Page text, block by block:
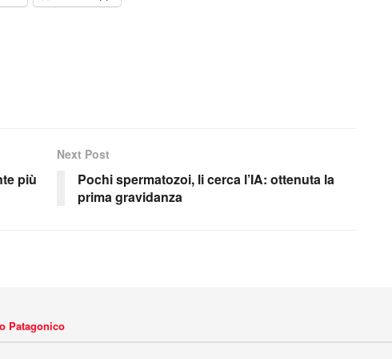
più
Next Post
Pochi spermatozoi, li cerca l’IA: ottenuta la
prima gravidanza
Patagonico